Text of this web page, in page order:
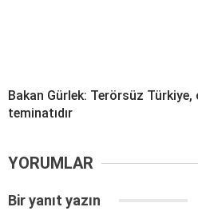
Bakan Gürlek: Terörsüz
teminatıdır
YORUMLAR
Bir yanıt yazın